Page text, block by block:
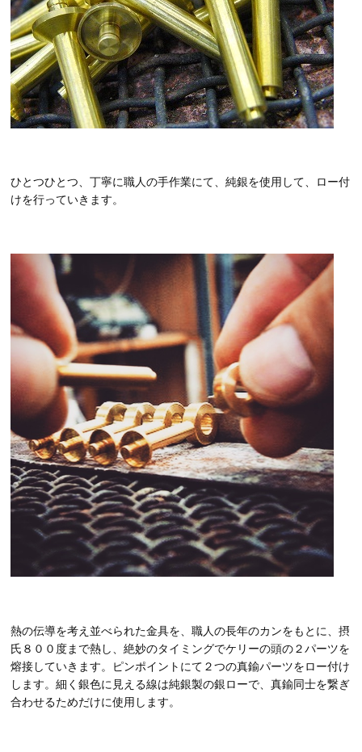
ひとつひとつ、丁寧に職人の手作業にて、純銀を使用して、ロー付
けを行っていきます。
熱の伝導を考え並べられた金具を、職人の長年のカンをもとに、摂
氏８００度まで熱し、絶妙のタイミングでケリーの頭の２パーツを
熔接していきます。ピンポイントにて２つの真鍮パーツをロー付け
します。細く銀色に見える線は純銀製の銀ローで、真鍮同士を繋ぎ
合わせるためだけに使用します。